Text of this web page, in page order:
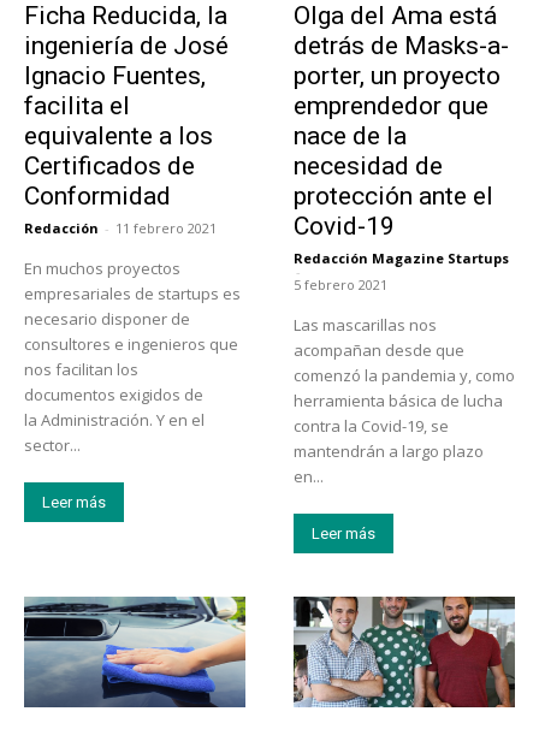
Ficha Reducida, la
ingeniería de José
Ignacio Fuentes,
facilita el
equivalente a los
Certificados de
Conformidad
Redacción - 11 febrero 2021
En muchos proyectos
empresariales de startups es
necesario disponer de
consultores e ingenieros que
nos facilitan los
documentos exigidos de
la Administración. Y en el
sector...
Leer más
Olga del Ama está
detrás de Masks-a-
porter, un proyecto
emprendedor que
nace de la
necesidad de
protección ante el
Covid-19
Redacción Magazine Startups
-
5 febrero 2021
Las mascarillas nos
acompañan desde que
comenzó la pandemia y, como
herramienta básica de lucha
contra la Covid-19, se
mantendrán a largo plazo
en...
Leer más